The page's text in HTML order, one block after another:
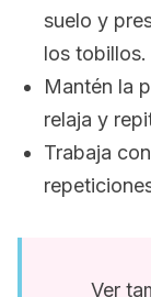
suelo y
los tobillos.
Mantén la
relaja y
Trabaja
Ver